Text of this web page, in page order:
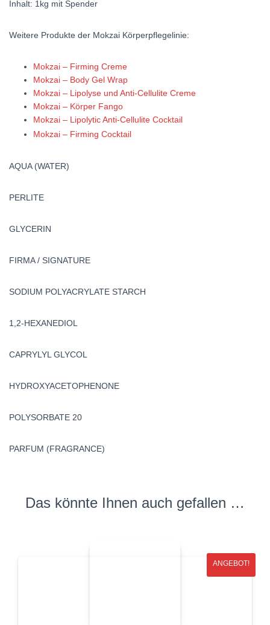
Inhalt: 1kg mit Spender
Weitere Produkte der Mokzai Körperpflegelinie:
Mokzai – Firming Creme
Mokzai – Body Gel Wrap
Mokzai – Lipolyse und Anti-Cellulite Creme
Mokzai – Körper Fango
Mokzai – Lipolytic Anti-Cellulite Cocktail
Mokzai – Firming Cocktail
AQUA (WATER)
PERLITE
GLYCERIN
FIRMA / SIGNATURE
SODIUM POLYACRYLATE STARCH
1,2-HEXANEDIOL
CAPRYLYL GLYCOL
HYDROXYACETOPHENONE
POLYSORBATE 20
PARFUM (FRAGRANCE)
Das könnte Ihnen auch gefallen …
ANGEBOT!